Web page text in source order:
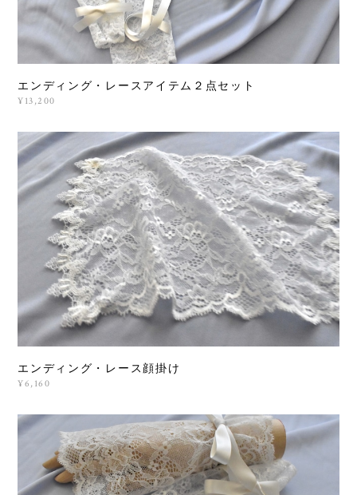
エンディング・レースアイテム２点セット
¥13,200
エンディング・レース顔掛け
¥6,160